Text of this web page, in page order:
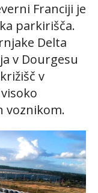
Franciji je
parkirišča.
Delta
v Dourgesu
v
voznikom.